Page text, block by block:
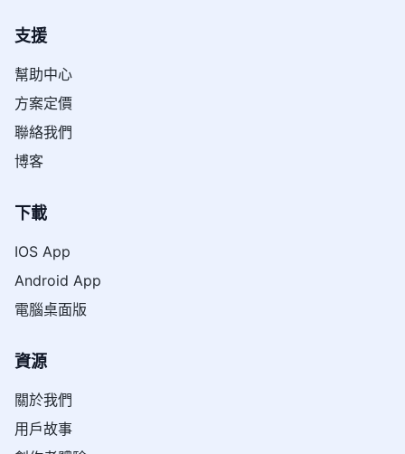
支援
幫助中心
方案定價
聯絡我們
博客
下載
IOS App
Android App
電腦桌面版
資源
關於我們
用戶故事